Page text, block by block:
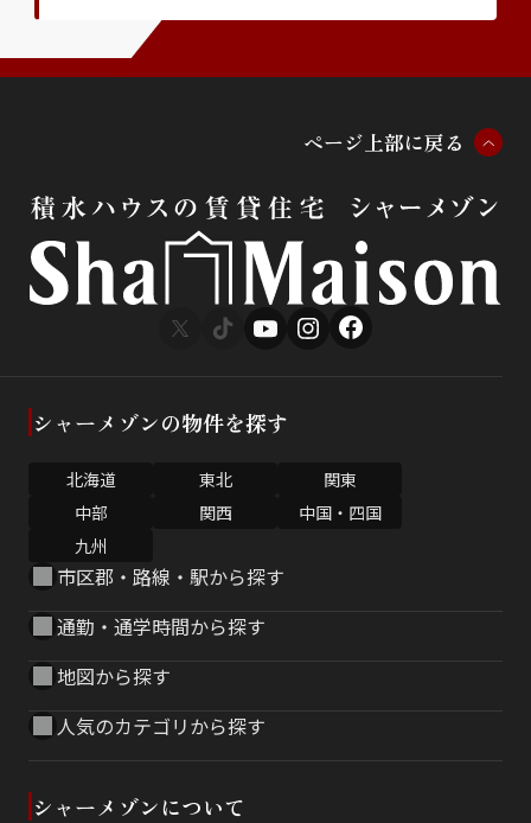
ページ 上部に戻る
シャーメゾンの物件を探す
北海道 東北
関東
中部
関西
中国・四国
九州
市区郡・路線・駅から探す
通勤・通学時間から探す
地図から探す
人気のカテゴリから探す
シャーメゾンについて